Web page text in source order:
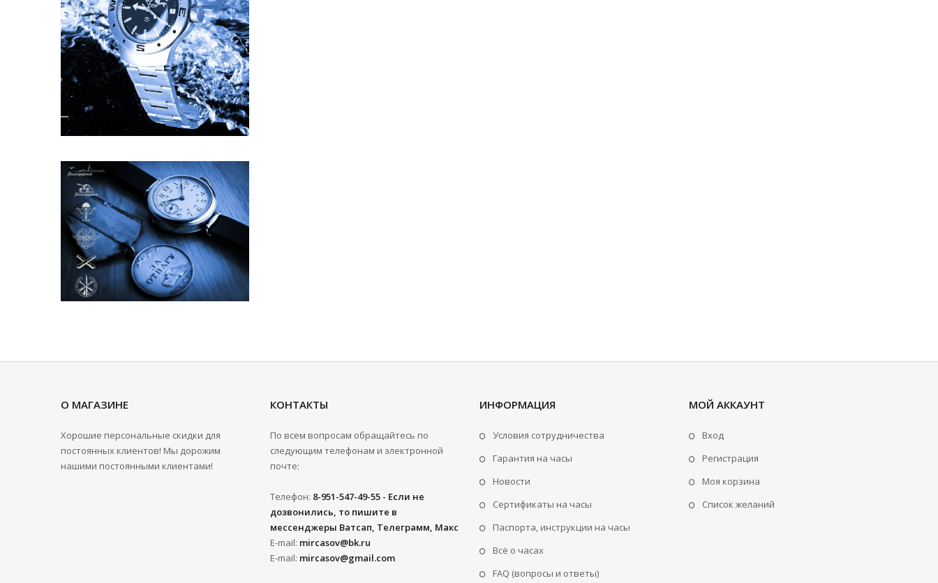
О МАГАЗИНЕ
Хорошие персональные скидки для
постоянных клиентов! Мы дорожим
нашими постоянными клиентами!
КОНТАКТЫ
По всем вопросам обращайтесь по
следующим телефонам и электронной
почте:
Телефон: 8-951-547-49-55 - Если не
дозвонились, то пишите в
мессенджеры Ватсап, Телеграмм, Макс
E-mail: mircasov@bk.ru
E-mail: mircasov@gmail.com
ИНФОРМАЦИЯ
Условия сотрудничества
Гарантия на часы
Новости
Сертификаты на часы
Паспорта, инструкции на часы
Всё о часах
FAQ (вопросы и ответы)
МОЙ АККАУНТ
Вход
Регистрация
Моя корзина
Cписок желаний